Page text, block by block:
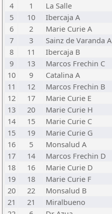
4
1 La Salle
5
10 Ibercaja A
6
2 Marie Curie A
7
3 Sainz de Varanda A
8
11 Ibercaja B
9
13 Marcos Frechin C
10
9 Catalina A
11
12 Marcos Frechin B
12
17 Marie Curie E
13
20 Marie Curie H
14
15 Marie Curie C
15
19 Marie Curie G
16
5 Monsalud A
17
14 Marcos Frechin D
18
16 Marie Curie D
19
18 Marie Curie F
20
22 Monsalud B
21
21 Miralbueno